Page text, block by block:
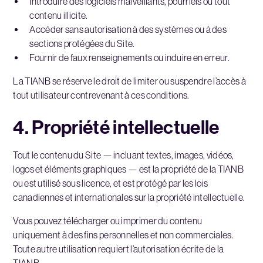
contenu illicite.
Accéder sans autorisation à des systèmes ou à des
sections protégées du Site.
Fournir de faux renseignements ou induire en erreur.
La TIANB se réserve le droit de limiter ou suspendre l’accès à
tout utilisateur contrevenant à ces conditions.
4. Propriété intellectuelle
Tout le contenu du Site — incluant textes, images, vidéos,
logos et éléments graphiques — est la propriété de la TIANB
ou est utilisé sous licence, et est protégé par les lois
canadiennes et internationales sur la propriété intellectuelle.
Vous pouvez télécharger ou imprimer du contenu
uniquement à des fins personnelles et non commerciales.
Toute autre utilisation requiert l’autorisation écrite de la